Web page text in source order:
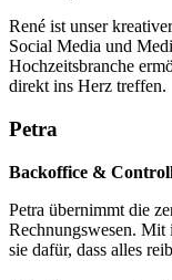
René ist unser
Social Media und
Hochzeitsbranche
direkt ins Herz treffen.
Petra
Backoffice &
Petra übernimmt die
Rechnungswesen. Mit
sie dafür, dass alles